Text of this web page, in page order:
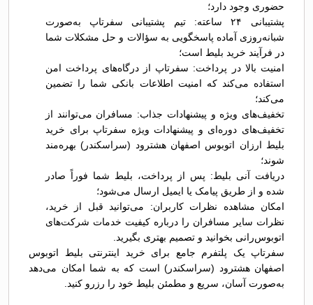
حضوری وجود دارد؛
پشتیبانی ۲۴ ساعته: تیم پشتیبانی سفرتاپ به‌صورت
شبانه‌روزی آماده پاسخگویی به سؤالات و حل مشکلات شما
در فرآیند خرید بلیط است؛
امنیت بالا در پرداخت: سفرتاپ از درگاه‌های پرداخت امن
استفاده می‌کند که امنیت اطلاعات بانکی شما را تضمین
می‌کند؛
تخفیف‌های ویژه و پیشنهادات جذاب: مسافران می‌توانند از
تخفیف‌های دوره‌ای و پیشنهادات ویژه سفرتاپ برای خرید
بلیط ارزان اتوبوس اصفهان هشترود (سراسکندر) بهره‌مند
شوند؛
دریافت آنی بلیط: پس از پرداخت، بلیط شما فوراً صادر
شده و از طریق پیامک یا ایمیل ارسال می‌شود؛
امکان مشاهده نظرات کاربران: می‌توانید قبل از خرید،
نظرات سایر مسافران را درباره کیفیت خدمات شرکت‌های
اتوبوس‌رانی بخوانید و تصمیم بهتری بگیرید.
سفرتاپ یک پلتفرم جامع برای خرید اینترنتی بلیط اتوبوس
اصفهان هشترود (سراسکندر) است که به شما امکان می‌دهد
به‌صورت آسان، سریع و مطمئن بلیط خود را رزرو کنید.